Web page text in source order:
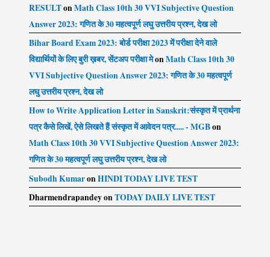
RESULTonMath Class 10th 30 VVI Subjective Question
Answer 2023: गणित के 30 महत्वपूर्ण लघु उत्तरीय प्रश्न, देख लो
Bihar Board Exam 2023: बोर्ड परीक्षा 2023 में परीक्षा देने वाले
विद्यार्थियों के लिए बुरी ख़बर, सेंटअप परीक्षा मेonMath Class 10th 30
VVI Subjective Question Answer 2023: गणित के 30 महत्वपूर्ण
लघु उत्तरीय प्रश्न, देख लो
How to Write Application Letter in Sanskrit:संस्कृत में प्रार्थना
पत्र कैसे लिखें, ऐसे लिखते हैं संस्कृत में आवेदन पत्र..... - MGBon
Math Class 10th 30 VVI Subjective Question Answer 2023:
गणित के 30 महत्वपूर्ण लघु उत्तरीय प्रश्न, देख लो
Subodh KumaronHINDI TODAY LIVE TEST
DharmendrapandeyonTODAY DAILY LIVE TEST